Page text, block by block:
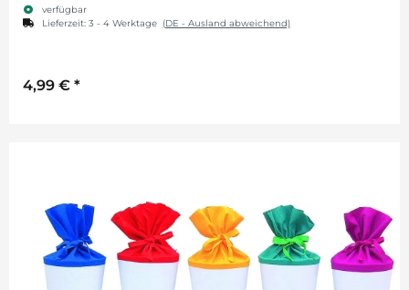
verfügbar
Lieferzeit: 3 - 4 Werktage (DE - Ausland abweichend)
4,99 € *